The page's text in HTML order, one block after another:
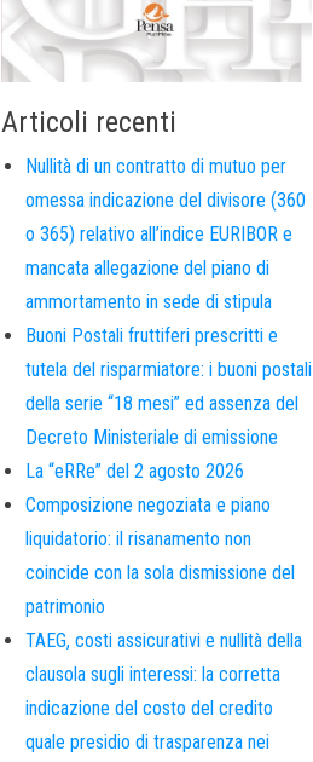
Articoli recenti
Nullità di un contratto di mutuo per
omessa indicazione del divisore (360
o 365) relativo all’indice EURIBOR e
mancata allegazione del piano di
ammortamento in sede di stipula
Buoni Postali fruttiferi prescritti e
tutela del risparmiatore: i buoni postali
della serie “18 mesi” ed assenza del
Decreto Ministeriale di emissione
La “eRRe” del 2 agosto 2026
Composizione negoziata e piano
liquidatorio: il risanamento non
coincide con la sola dismissione del
patrimonio
TAEG, costi assicurativi e nullità della
clausola sugli interessi: la corretta
indicazione del costo del credito
quale presidio di trasparenza nei